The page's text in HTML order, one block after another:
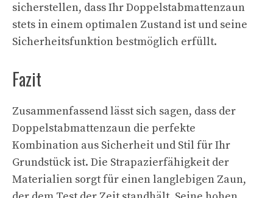
sicherstellen, dass Ihr Doppelstabmattenzaun
stets in einem optimalen Zustand ist und seine
Sicherheitsfunktion bestmöglich erfüllt.
Fazit
Zusammenfassend lässt sich sagen, dass der
Doppelstabmattenzaun die perfekte
Kombination aus Sicherheit und Stil für Ihr
Grundstück ist. Die Strapazierfähigkeit der
Materialien sorgt für einen langlebigen Zaun,